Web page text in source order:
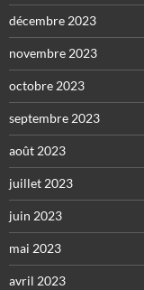
décembre 2023
novembre 2023
octobre 2023
septembre 2023
août 2023
juillet 2023
juin 2023
mai 2023
avril 2023